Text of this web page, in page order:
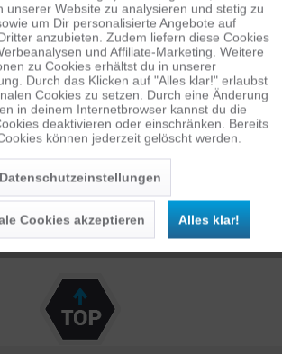
Inaktiv
Inaktiv
Inaktiv
unserer Website zu analysieren und stetig zu
um Dir personalisierte Angebote auf
anzubieten. Zudem liefern diese Cookies
und Affiliate-Marketing. Weitere
zu Cookies erhältst du in unserer
Durch das Klicken auf "Alles klar!" erlaubst
Cookies zu setzen. Durch eine Änderung
in deinem Internetbrowser kannst du die
deaktivieren oder einschränken. Bereits
können jederzeit gelöscht werden.
Datenschutzeinstellungen
Cookies akzeptieren Alles klar!